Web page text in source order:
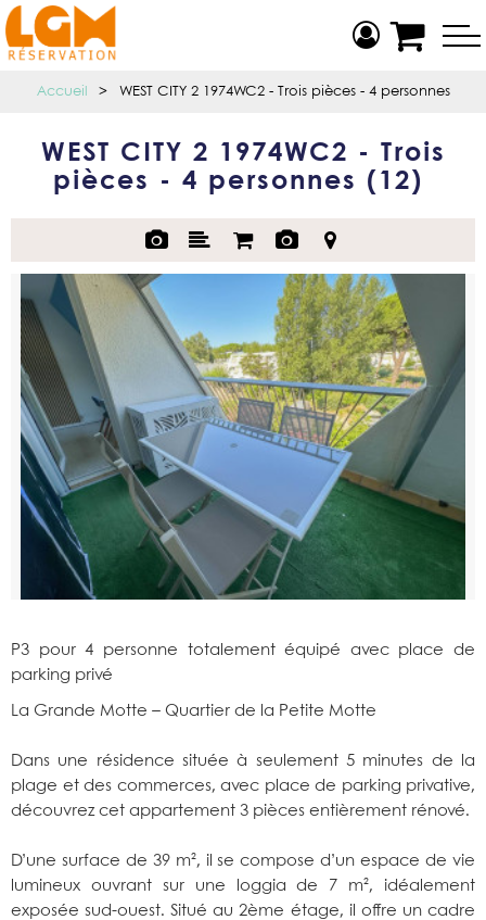
Accueil > WEST CITY 2 1974WC2 - Trois pièces - 4 personnes
WEST CITY 2 1974WC2 - Trois
pièces - 4 personnes ( 12 )
P3 pour 4 personne totalement équipé avec place de
parking privé
La Grande Motte – Quartier de la Petite Motte
Dans une résidence située à seulement 5 minutes de la
plage et des commerces, avec place de parking privative,
découvrez cet appartement 3 pièces entièrement rénové.
D’une surface de 39 m², il se compose d’un espace de vie
lumineux ouvrant sur une loggia de 7 m², idéalement
exposée sud-ouest. Situé au 2ème étage, il offre un cadre